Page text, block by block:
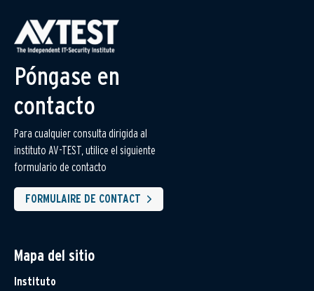
Póngase en
contacto
Para cualquier consulta dirigida al
instituto AV-TEST, utilice el siguiente
formulario de contacto
FORMULAIRE DE CONTACT
Mapa del sitio
Instituto